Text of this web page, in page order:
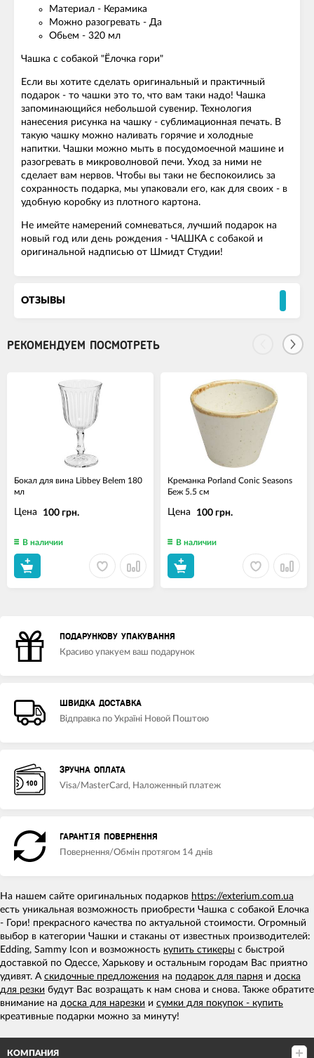
Материал - Керамика
Можно разогревать - Да
Обьем - 320 мл
Чашка с собакой "Ёлочка гори"
Если вы хотите сделать оригинальный и практичный
подарок - то чашки это то, что вам таки надо! Чашка
запоминающийся небольшой сувенир. Технология
нанесения рисунка на чашку - сублимационная печать. В
такую чашку можно наливать горячие и холодные
напитки. Чашки можно мыть в посудомоечной машине и
разогревать в микроволновой печи. Уход за ними не
сделает вам нервов. Чтобы вы таки не беспокоились за
сохранность подарка, мы упаковали его, как для своиx - в
удобную коробку из плотного картона.
Не имейте намерений сомневаться, лучший подарок на
новый год или день рождения - ЧАШКА с собакой и
оригинальной надписью от Шмидт Студии!
ОТЗЫВЫ
РЕКОМЕНДУЕМ ПОСМОТРЕТЬ
Бокал для вина Libbey Belem 180
мл
Цена 100 грн.
В наличии
Креманка Porland Conic Seasons
Беж 5.5 см
Цена 100 грн.
В наличии
ПОДАРУНКОВУ УПАКУВАННЯ
Красиво упакуем ваш подарунок
ШВИДКА ДОСТАВКА
Відправка по Україні Новой Поштою
ЗРУЧНА ОПЛАТА
Visa/MasterCard, Наложенный платеж
ГАРАНТІЯ ПОВЕРНЕННЯ
Повернення/Обмін протягом 14 днів
На нашем сайте оригинальных подарков https://exterium.com.ua
есть уникальная возможность приобрести Чашка с собакой Елочка
- Гори! прекрасного качества по актуальной стоимости. Огромный
выбор в категории Чашки и стаканы от известных производителей:
Edding, Sammy Icon и возможность купить стикеры с быстрой
доставкой по Одессе, Харькову и остальным городам Вас приятно
удивят. А скидочные предложения на подарок для парня и доска
для резки будут Вас возращать к нам снова и снова. Также обратите
внимание на доска для нарезки и сумки для покупок - купить
креативные подарки можно за минуту!
КОМПАНИЯ